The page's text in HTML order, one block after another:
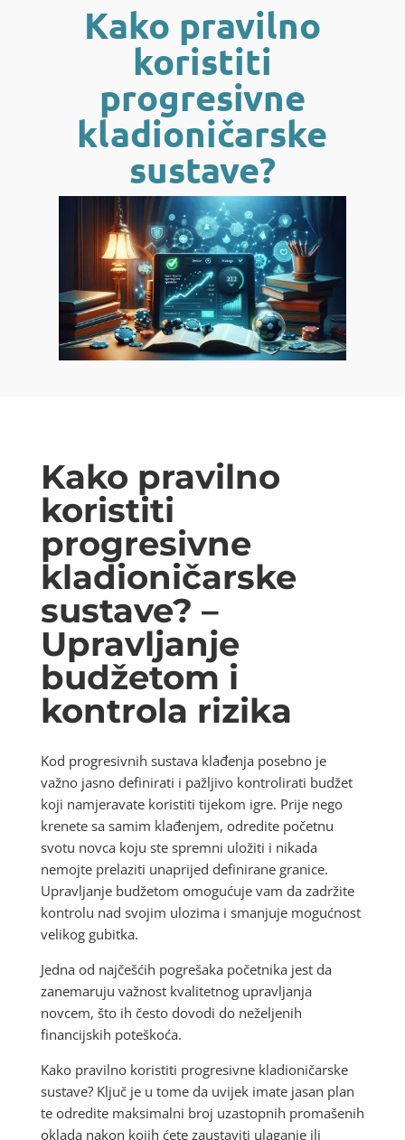
Kako pravilno
koristiti
progresivne
kladioničarske
sustave?
Kako pravilno
koristiti
progresivne
kladioničarske
sustave? –
Upravljanje
budžetom i
kontrola rizika
Kod progresivnih sustava klađenja posebno je
važno jasno definirati i pažljivo kontrolirati budžet
koji namjeravate koristiti tijekom igre. Prije nego
krenete sa samim klađenjem, odredite početnu
svotu novca koju ste spremni uložiti i nikada
nemojte prelaziti unaprijed definirane granice.
Upravljanje budžetom omogućuje vam da zadržite
kontrolu nad svojim ulozima i smanjuje mogućnost
velikog gubitka.
Jedna od najčešćih pogrešaka početnika jest da
zanemaruju važnost kvalitetnog upravljanja
novcem, što ih često dovodi do neželjenih
financijskih poteškoća.
Kako pravilno koristiti progresivne kladioničarske
sustave? Ključ je u tome da uvijek imate jasan plan
te odredite maksimalni broj uzastopnih promašenih
oklada nakon kojih ćete zaustaviti ulaganje ili